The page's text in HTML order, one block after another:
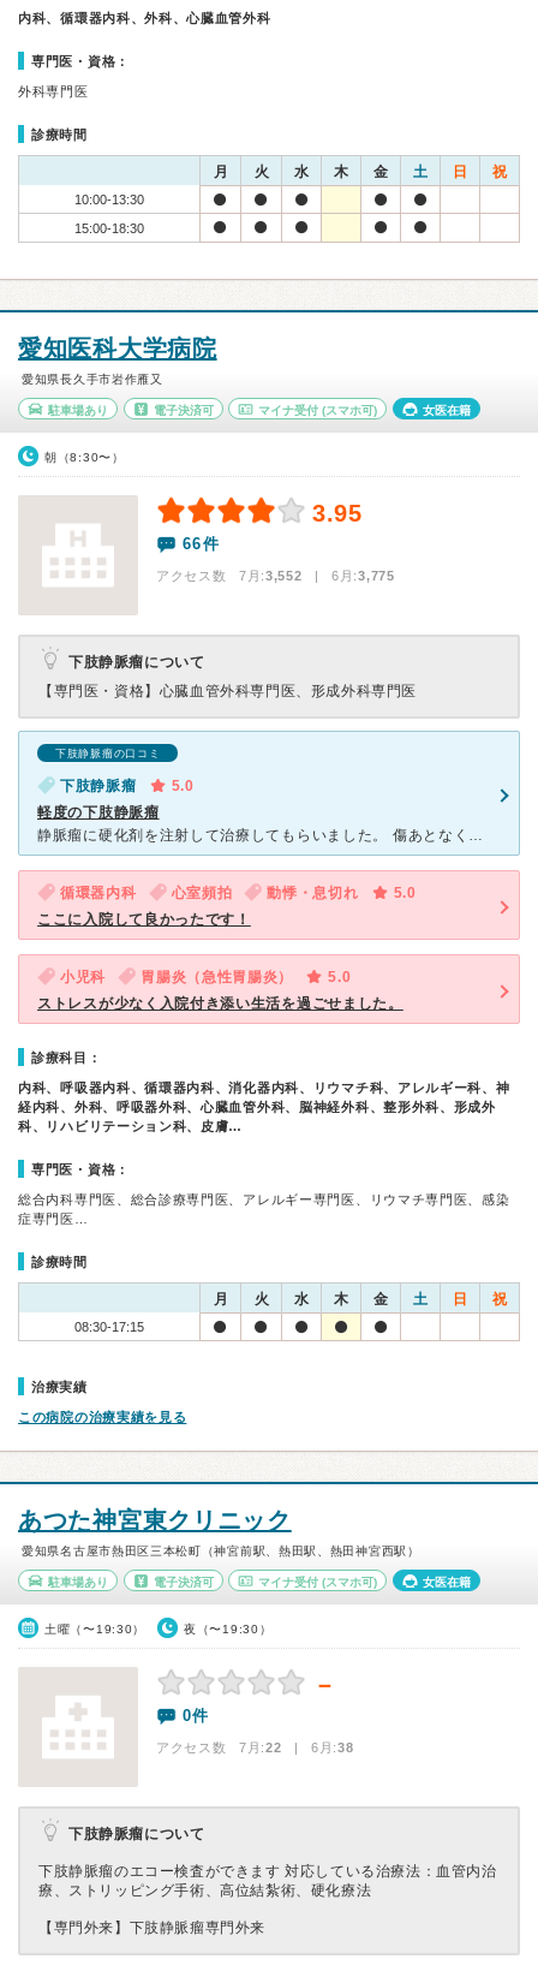
内科、循環器内科、外科、心臓血管外科
専門医・資格：
外科専門医
診療時間
月 火 水 木 金 土 日 祝
10:00-13:30
15:00-18:30
愛知医科大学病院
愛知県長久手市岩作雁又
駐車場あり 電子決済可 マイナ受付 (スマホ可) 女医在籍
朝（8:30〜）
3.95
66件
アクセス数 7月:3,552 | 6月:3,775
下肢静脈瘤について
【専門医・資格】 心臓血管外科専門医、形成外科専門医
下肢静脈瘤の口コミ
下肢静脈瘤
5.0
軽度の下肢静脈瘤
静脈瘤に硬化剤を注射して治療してもらいました。 傷あとなく痛く、治療費も安かったのですごい満足してます。早く知ってれば良かったです。 しょっちゅう足がつってたのが治ったし、ふくらはぎにあった静脈瘤
循環器内科 心室頻拍 動悸・息切れ
5.0
ここに入院して良かったです！
小児科 胃腸炎（急性胃腸炎）
5.0
ストレスが少なく入院付き添い生活を過ごせました。
診療科目：
内科、呼吸器内科、循環器内科、消化器内科、リウマチ科、アレルギー科、神
経内科、外科、呼吸器外科、心臓血管外科、脳神経外科、整形外科、形成外
科、リハビリテーション科、皮膚…
専門医・資格：
総合内科専門医、総合診療専門医、アレルギー専門医、リウマチ専門医、感染
症専門医…
診療時間
月 火 水 木 金 土 日 祝
08:30-17:15
治療実績
この病院の治療実績を見る
あつた神宮東クリニック
愛知県名古屋市熱田区三本松町（神宮前駅、熱田駅、熱田神宮西駅）
駐車場あり 電子決済可 マイナ受付 (スマホ可) 女医在籍
土曜（〜19:30） 夜（〜19:30）
－
0件
アクセス数 7月:22 | 6月:38
下肢静脈瘤について
下肢静脈瘤のエコー検査ができます 対応している治療法：血管内治
療、ストリッピング手術、高位結紮術、硬化療法
【専門外来】 下肢静脈瘤専門外来